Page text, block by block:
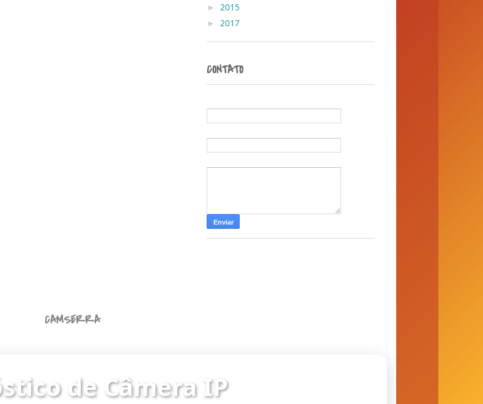
► 2015
► 2017
CONTATO
CAMSERRA
de Câmera IP